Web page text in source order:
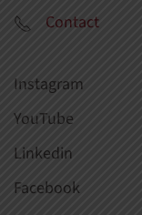
Contact
Instagram
YouTube
Linkedin
Facebook